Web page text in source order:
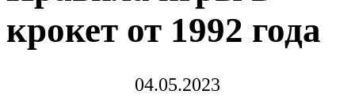
крокет от 1992 года
04.05.2023